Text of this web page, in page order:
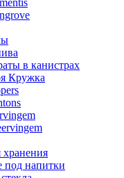
в канистрах
Кружка
хранения
под напитки